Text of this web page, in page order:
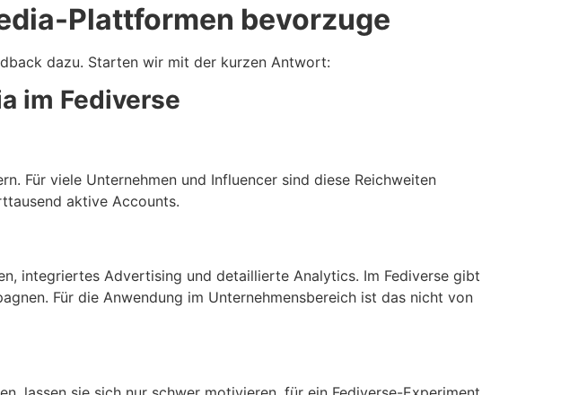
Plattformen bevorzuge
dazu. Starten wir mit der kurzen Antwort:
im Fediverse
Für viele Unternehmen und Influencer sind diese Reichweiten
aktive Accounts.
integriertes Advertising und detaillierte Analytics. Im Fediverse gibt
Für die Anwendung im Unternehmensbereich ist das nicht von